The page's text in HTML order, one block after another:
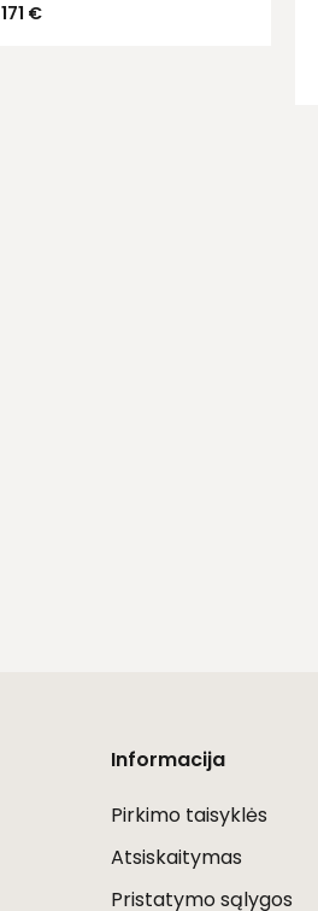
171 €
Informacija
Pirkimo taisyklės
Atsiskaitymas
Pristatymo sąlygos